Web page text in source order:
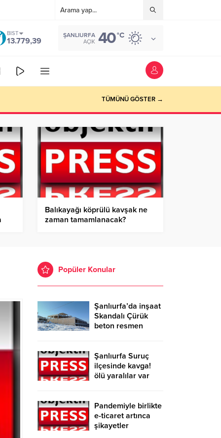
BIST
13.779,39
ŞANLIURFA
AÇIK 40°C
TÜMÜNÜ GÖSTER →
Balıkayağı köprülü kavşak ne
zaman tamamlanacak?
Popüler Konular
Şanlıurfa’da inşaat
Skandalı Çürük
beton resmen
Şanlıurfa Suruç
ilçesinde kavga!
ölü yaralılar var
Pandemiyle birlikte
e-ticaret artınca
şikayetler